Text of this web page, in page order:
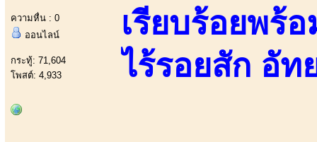
ความหื่น : 0
ออนไลน์
กระทู้: 71,604
โพสต์: 4,933
เรียบร้อยพร้
ไร้รอยสัก อัท